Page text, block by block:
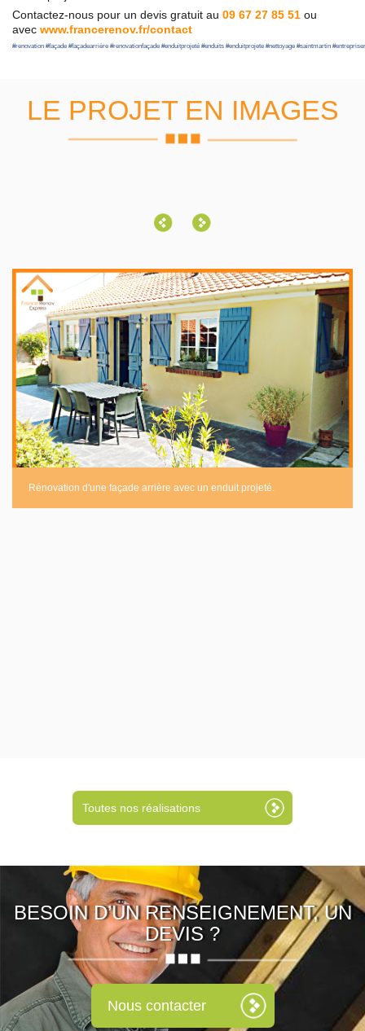
Contactez-nous pour un devis gratuit au 09 67 27 85 51 ou
avec www.francerenov.fr/contact
#renovation #façade #façadearrière #renovationfaçade #enduitprojeté #enduits #enduitprojete #nettoyage #saintmartin #
LE PROJET EN IMAGES
Rénovation d'une façade arrière avec un enduit projeté.
Toutes nos réalisations
BESOIN D’UN RENSEIGNEMENT, UN
DEVIS ?
Nous contacter